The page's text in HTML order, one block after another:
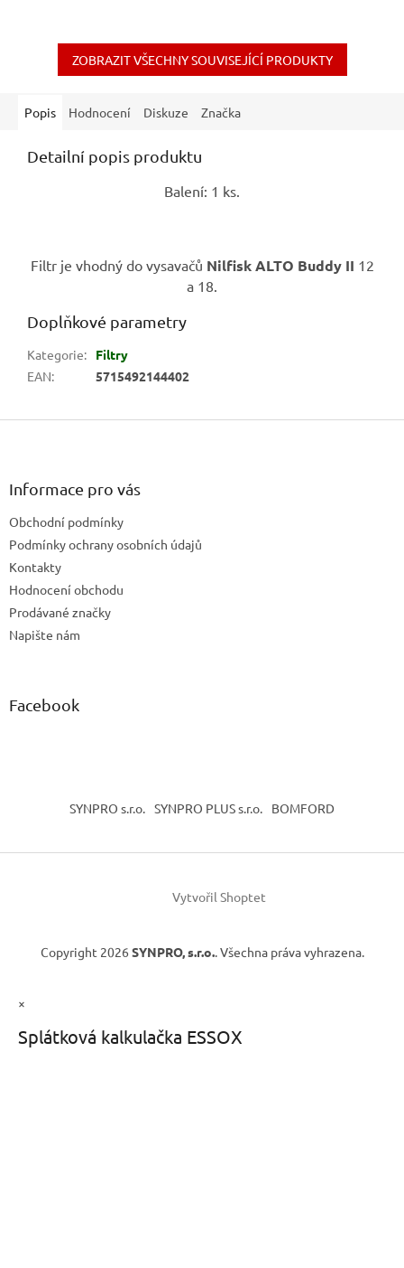
ZOBRAZIT VŠECHNY SOUVISEJÍCÍ PRODUKTY
Popis Hodnocení Diskuze Značka
Detailní popis produktu
Balení: 1 ks.
Filtr je vhodný do vysavačů Nilfisk ALTO Buddy II 12
a 18.
Doplňkové parametry
Kategorie:
Filtry
EAN: 5715492144402
Z
Informace pro vás
Obchodní podmínky
Podmínky ochrany osobních údajů
Kontakty
Hodnocení obchodu
Prodávané značky
Napište nám
Facebook
SYNPRO s.r.o. SYNPRO PLUS s.r.o. BOMFORD
Vytvořil Shoptet
Copyright 2026 SYNPRO, s.r.o.. Všechna práva vyhrazena.
×
Splátková kalkulačka ESSOX